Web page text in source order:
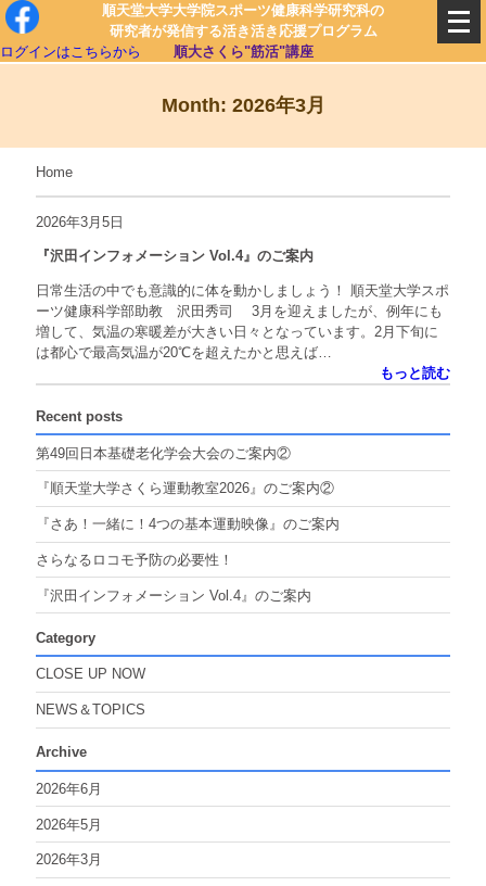
順天堂大学大学院スポーツ健康科学研究科の
研究者が発信する活き活き応援プログラム
ログインはこちらから
順大さくら"筋活"講座
Month: 2026年3月
Home
2026年3月5日
『沢田インフォメーション Vol.4』のご案内
日常生活の中でも意識的に体を動かしましょう！ 順天堂大学スポ
ーツ健康科学部助教 沢田秀司 3月を迎えましたが、例年にも
増して、気温の寒暖差が大きい日々となっています。2月下旬に
は都心で最高気温が20℃を超えたかと思えば…
もっと読む
Recent posts
第49回日本基礎老化学会大会のご案内②
『順天堂大学さくら運動教室2026』のご案内②
『さあ！一緒に！4つの基本運動映像』のご案内
さらなるロコモ予防の必要性！
『沢田インフォメーション Vol.4』のご案内
Category
CLOSE UP NOW
NEWS＆TOPICS
Archive
2026年6月
2026年5月
2026年3月